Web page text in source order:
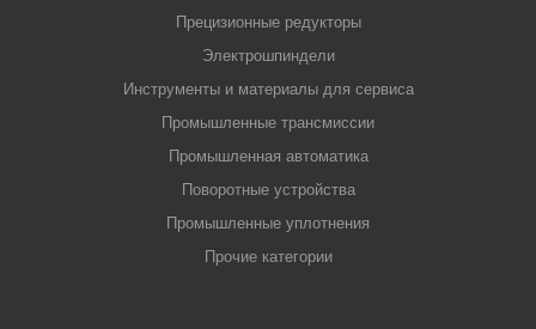
Прецизионные редукторы
Электрошпиндели
Инструменты и материалы для сервиса
Промышленные трансмиссии
Промышленная автоматика
Поворотные устройства
Промышленные уплотнения
Прочие категории